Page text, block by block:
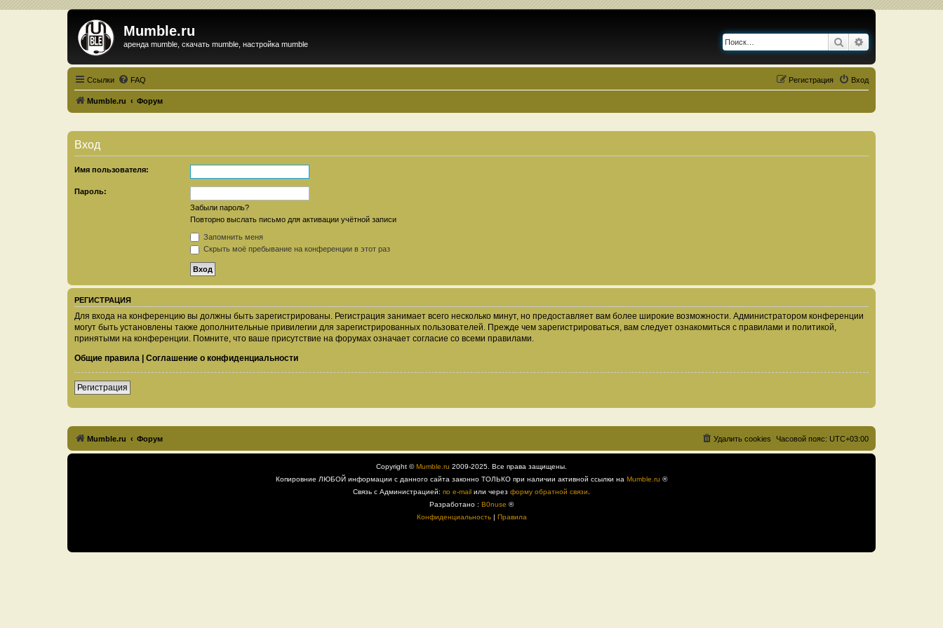
Mumble.ru
аренда mumble, скачать mumble, настройка mumble Поиск
Ссылки FAQ Вход
Регистрация
Mumble.ru Форум
Вход
Имя пользователя:
Пароль:
Забыли пароль?
Повторно выслать письмо для активации учётной записи
Запомнить меня
Скрыть моё пребывание на конференции в этот раз
РЕГИСТРАЦИЯ
Для входа на конференцию вы должны быть зарегистрированы. Регистрация занимает всего несколько минут, но предоставляет вам более широкие возможности. Администратором конференции
могут быть установлены также дополнительные привилегии для зарегистрированных пользователей. Прежде чем зарегистрироваться, вам следует ознакомиться с правилами и политикой,
принятыми на конференции. Помните, что ваше присутствие на форумах означает согласие со всеми правилами.
Общие правила
Соглашение о конфиденциальности
Регистрация
Mumble.ru Форум Часовой пояс: UTC+03:00
Удалить cookies
Copyright ©Mumble.ru 2009-2025. Все права защищены.
Копировние ЛЮБОЙ информации с данного сайта законно ТОЛЬКО при наличии активной ссылки на Mumble.ru ®
Связь с Администрацией: по e-mail или через форму обратной связи.
Разработано : B0nuse ®
Конфиденциальность| Правила